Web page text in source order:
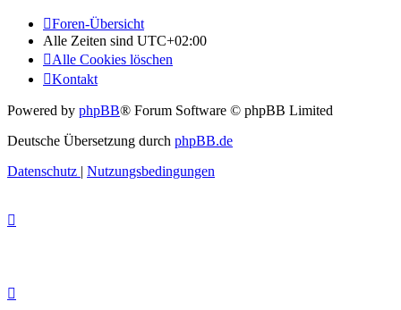
Foren-Übersicht
Alle Zeiten sind UTC+02:00
Alle Cookies löschen
Kontakt
Powered by phpBB® Forum Software © phpBB Limited
Deutsche Übersetzung durch phpBB.de
Datenschutz | Nutzungsbedingungen